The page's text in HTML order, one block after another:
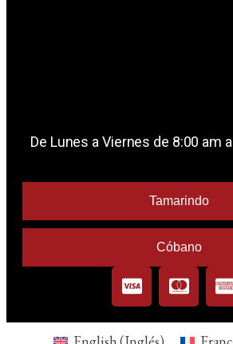
Tamarindo
Cóbano
De Lunes a Viernes de 8:00 am